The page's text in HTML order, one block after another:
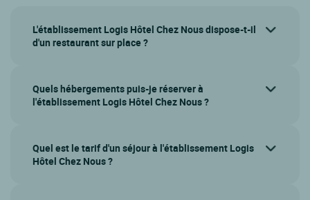
L'établissement Logis Hôtel Chez Nous dispose-t-il
d'un restaurant sur place ?
Quels hébergements puis-je réserver à
l'établissement Logis Hôtel Chez Nous ?
Quel est le tarif d'un séjour à l'établissement Logis
Hôtel Chez Nous ?